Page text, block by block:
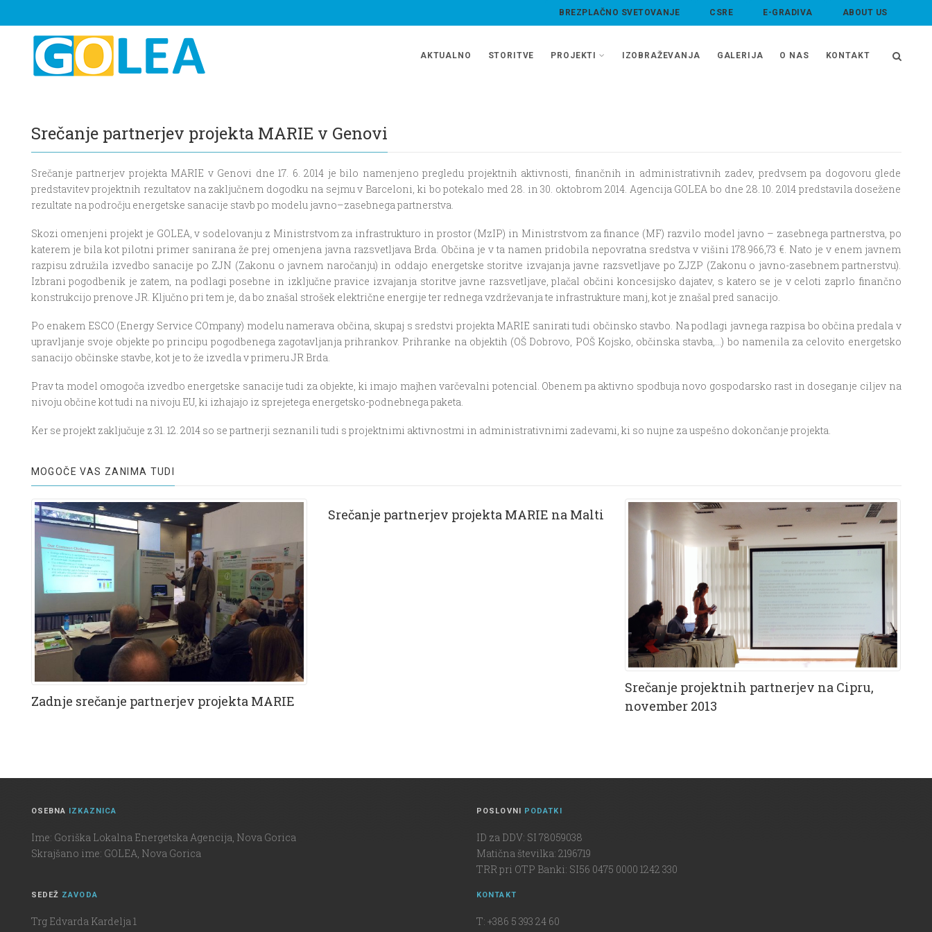
BREZPLAČNO SVETOVANJE CSRE E-GRADIVA ABOUT US
AKTUALNO STORITVE PROJEKTI IZOBRAŽEVANJA GALERIJA O NAS KONTAKT
Srečanje partnerjev projekta MARIE v Genovi
Srečanje partnerjev projekta MARIE v Genovi dne 17. 6. 2014 je bilo namenjeno pregledu projektnih aktivnosti, finančnih in administrativnih zadev, predvsem pa dogovoru glede
predstavitev projektnih rezultatov na zaključnem dogodku na sejmu v Barceloni, ki bo potekalo med 28. in 30. oktobrom 2014. Agencija GOLEA bo dne 28. 10. 2014 predstavila dosežene
rezultate na področju energetske sanacije stavb po modelu javno–zasebnega partnerstva.
Skozi omenjeni projekt je GOLEA, v sodelovanju z Ministrstvom za infrastrukturo in prostor (MzIP) in Ministrstvom za finance (MF) razvilo model javno – zasebnega partnerstva, po
katerem je bila kot pilotni primer sanirana že prej omenjena javna razsvetljava Brda. Občina je v ta namen pridobila nepovratna sredstva v višini 178.966,73 €. Nato je v enem javnem
razpisu združila izvedbo sanacije po ZJN (Zakonu o javnem naročanju) in oddajo energetske storitve izvajanja javne razsvetljave po ZJZP (Zakonu o javno-zasebnem partnerstvu).
Izbrani pogodbenik je zatem, na podlagi posebne in izključne pravice izvajanja storitve javne razsvetljave, plačal občini koncesijsko dajatev, s katero se je v celoti zaprlo finančno
konstrukcijo prenove JR. Ključno pri tem je, da bo znašal strošek električne energije ter rednega vzdrževanja te infrastrukture manj, kot je znašal pred sanacijo.
Po enakem ESCO (Energy Service COmpany) modelu namerava občina, skupaj s sredstvi projekta MARIE sanirati tudi občinsko stavbo. Na podlagi javnega razpisa bo občina predala v
upravljanje svoje objekte po principu pogodbenega zagotavljanja prihrankov. Prihranke na objektih (OŠ Dobrovo, POŠ Kojsko, občinska stavba,…) bo namenila za celovito energetsko
sanacijo občinske stavbe, kot je to že izvedla v primeru JR Brda.
Prav ta model omogoča izvedbo energetske sanacije tudi za objekte, ki imajo majhen varčevalni potencial. Obenem pa aktivno spodbuja novo gospodarsko rast in doseganje ciljev na
nivoju občine kot tudi na nivoju EU, ki izhajajo iz sprejetega energetsko-podnebnega paketa.
Ker se projekt zaključuje z 31. 12. 2014 so se partnerji seznanili tudi s projektnimi aktivnostmi in administrativnimi zadevami, ki so nujne za uspešno dokončanje projekta.
MOGOČE VAS ZANIMA TUDI
Zadnje srečanje partnerjev projekta MARIE
Srečanje partnerjev projekta MARIE na Malti
Srečanje projektnih partnerjev na Cipru,
november 2013
OSEBNA IZKAZNICA
Ime: Goriška Lokalna Energetska Agencija, Nova Gorica
Skrajšano ime: GOLEA, Nova Gorica
POSLOVNI PODATKI
ID za DDV: SI 78059038
Matična številka: 2196719
TRR pri OTP Banki: SI56 0475 0000 1242 330
SEDEŽ ZAVODA
Trg Edvarda Kardelja 1
KONTAKT
T: +386 5 393 24 60